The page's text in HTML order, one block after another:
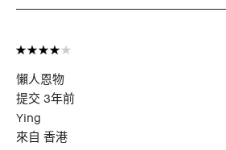
懶人恩物
提交 3年前
Ying
來自 香港